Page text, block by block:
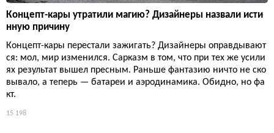
Концепт-кары утратили магию? Дизайнеры назвали исти
нную причину
Концепт-кары перестали зажигать? Дизайнеры оправдывают
ся: мол, мир изменился. Сарказм в том, что при тех же усили
ях результат вышел пресным. Раньше фантазию ничто не ско
вывало, а теперь — батареи и аэродинамика. Обидно, но фа
кт.
15 198